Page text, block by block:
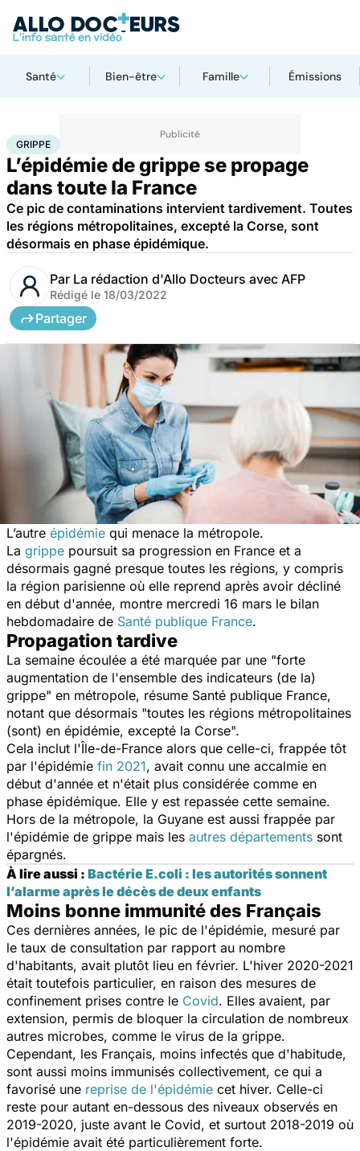
Santé Bien-être Famille Émissions
AccueilSanté Maladies infectieuses
GRIPPE
L’épidémie de grippe se propage
dans toute la France
Ce pic de contaminations intervient tardivement. Toutes
les régions métropolitaines, excepté la Corse, sont
désormais en phase épidémique.
Par La rédaction d'Allo Docteurs avec AFP
Rédigé le 18/03/2022
Partager
L’autre épidémie qui menace la métropole.
La grippe poursuit sa progression en France et a
désormais gagné presque toutes les régions, y compris
la région parisienne où elle reprend après avoir décliné
en début d'année, montre mercredi 16 mars le bilan
hebdomadaire de Santé publique France.
Propagation tardive
La semaine écoulée a été marquée par une "forte
augmentation de l'ensemble des indicateurs (de la)
grippe" en métropole, résume Santé publique France,
notant que désormais "toutes les régions métropolitaines
(sont) en épidémie, excepté la Corse".
Cela inclut l'Île-de-France alors que celle-ci, frappée tôt
par l'épidémie fin 2021, avait connu une accalmie en
début d'année et n'était plus considérée comme en
phase épidémique. Elle y est repassée cette semaine.
Hors de la métropole, la Guyane est aussi frappée par
l'épidémie de grippe mais les autres départements sont
épargnés.
À lire aussi : Bactérie E.coli : les autorités sonnent
l’alarme après le décès de deux enfants
Moins bonne immunité des Français
Ces dernières années, le pic de l'épidémie, mesuré par
le taux de consultation par rapport au nombre
d'habitants, avait plutôt lieu en février. L'hiver 2020-2021
était toutefois particulier, en raison des mesures de
confinement prises contre le Covid. Elles avaient, par
extension, permis de bloquer la circulation de nombreux
autres microbes, comme le virus de la grippe.
Cependant, les Français, moins infectés que d'habitude,
sont aussi moins immunisés collectivement, ce qui a
favorisé une reprise de l'épidémie cet hiver. Celle-ci
reste pour autant en-dessous des niveaux observés en
2019-2020, juste avant le Covid, et surtout 2018-2019 où
l'épidémie avait été particulièrement forte.